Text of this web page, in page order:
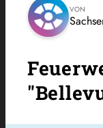
VON